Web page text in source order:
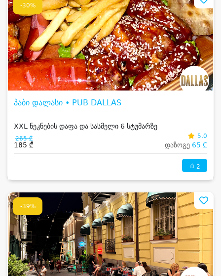
-30%
პაბი დალასი • PUB DALLAS
XXL ნეკნების დაფა და სასმელი 6 სტუმარზე
265 ₾
185 ₾
5.0
დაზოგე 65 ₾
2
-39%